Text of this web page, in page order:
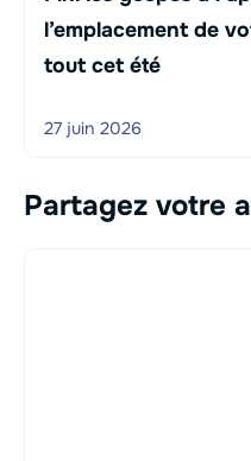
l’emplacement de
tout cet été
27 juin 2026
Partagez votre